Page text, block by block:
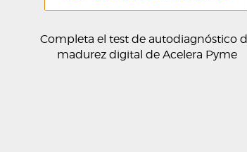
Completa el test de autodiagnóstico
madurez digital de Acelera Pyme